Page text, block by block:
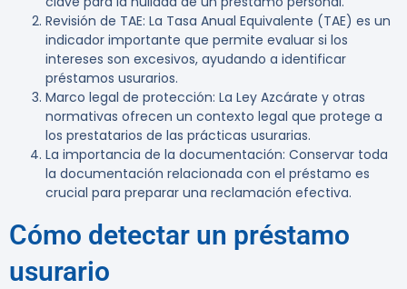
Revisión de TAE: La Tasa Anual Equivalente (TAE) es un
indicador importante que permite evaluar si los
intereses son excesivos, ayudando a identificar
préstamos usurarios.
Marco legal de protección: La Ley Azcárate y otras
normativas ofrecen un contexto legal que protege a
los prestatarios de las prácticas usurarias.
La importancia de la documentación: Conservar toda
la documentación relacionada con el préstamo es
crucial para preparar una reclamación efectiva.
Cómo detectar un préstamo
usurario